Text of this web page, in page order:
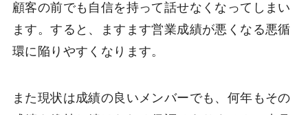
顧客の前でも自信を持って話せなくなってしまい
ます。すると、ますます営業成績が悪くなる悪循
環に陥りやすくなります。
また現状は成績の良いメンバーでも、何年もその